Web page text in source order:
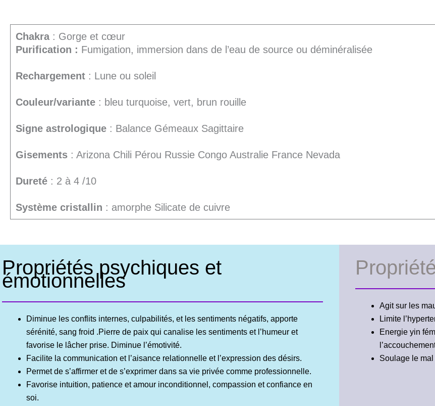
Chakra: Gorge et cœur
Purification : Fumigation, immersion dans de l’eau de source ou déminéralisée
Rechargement : Lune ou soleil
Couleur/variante : bleu turquoise, vert, brun rouille
Signe astrologique : Balance Gémeaux Sagittaire
Gisements : Arizona Chili Pérou Russie Congo Australie France Nevada
Dureté : 2 à 4 /10
Système cristallin : amorphe Silicate de cuivre
Propriétés psychiques et
émotionnelles
Diminue les conflits internes, culpabilités, et les sentiments négatifs, apporte
sérénité, sang froid .Pierre de paix qui canalise les sentiments et l’humeur et
favorise le lâcher prise. Diminue l’émotivité.
Facilite la communication et l’aisance relationnelle et l’expression des désirs.
Permet de s’affirmer et de s’exprimer dans sa vie privée comme professionnelle.
Favorise intuition, patience et amour inconditionnel, compassion et confiance en
soi.
Agit sur les
Limite
Energie yin
Soulage le